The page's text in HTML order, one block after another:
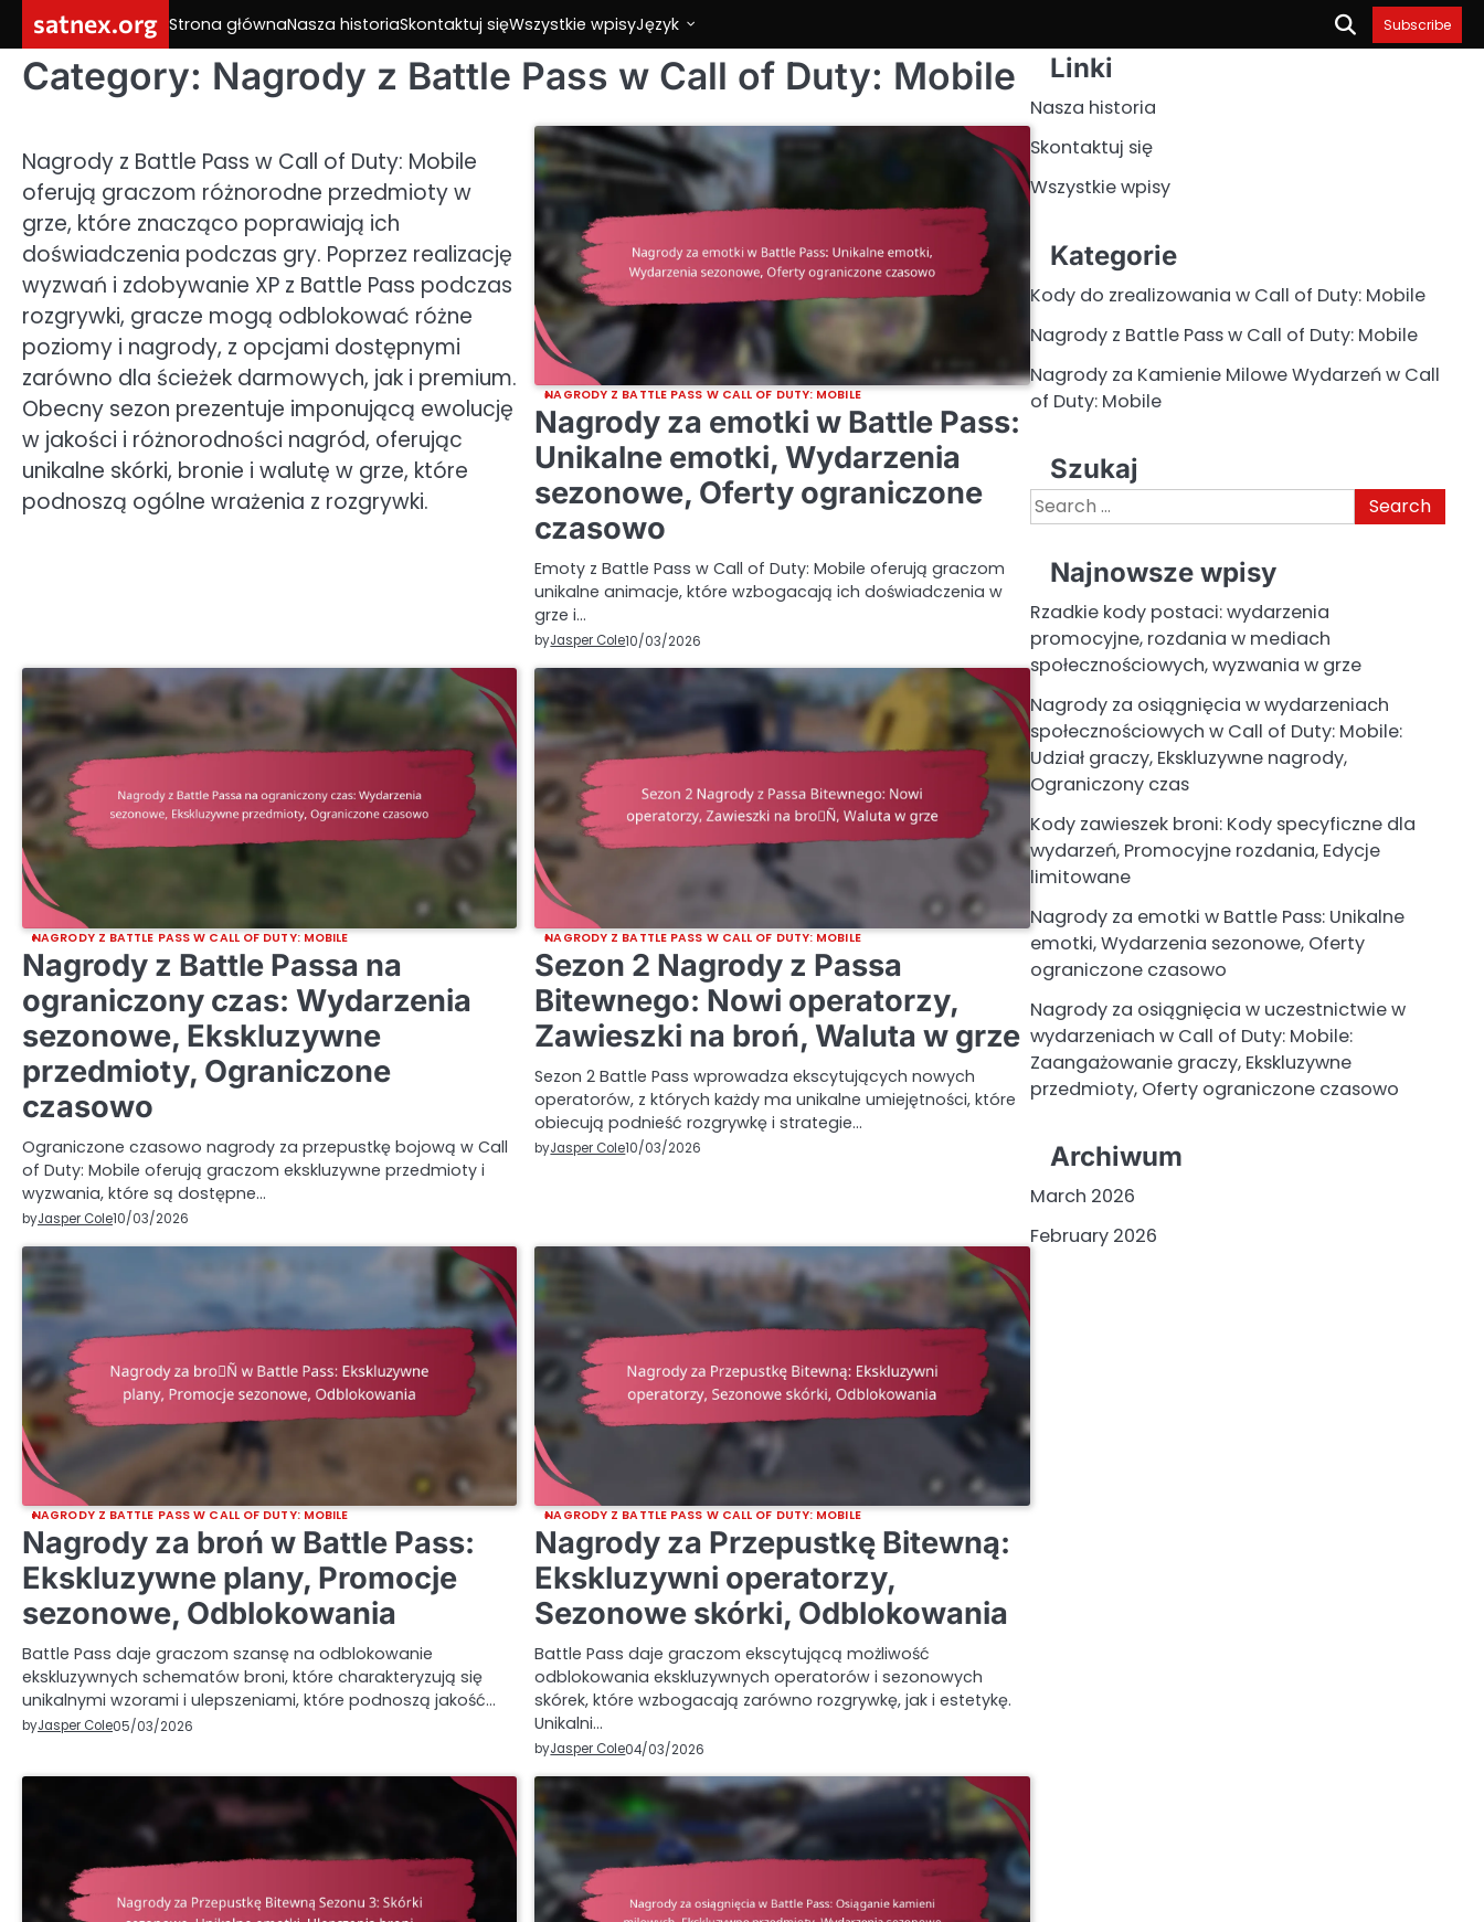
content
satnex.org Strona głównaNasza historiaSkontaktuj sięWszystkie wpisyJęzyk Subscribe
Category: Nagrody z Battle Pass w Call of Duty: Mobile
Nagrody z Battle Pass w Call of Duty: Mobile
oferują graczom różnorodne przedmioty w
grze, które znacząco poprawiają ich
doświadczenia podczas gry. Poprzez realizację
wyzwań i zdobywanie XP z Battle Pass podczas
rozgrywki, gracze mogą odblokować różne
poziomy i nagrody, z opcjami dostępnymi
zarówno dla ścieżek darmowych, jak i premium.
Obecny sezon prezentuje imponującą ewolucję
w jakości i różnorodności nagród, oferując
unikalne skórki, bronie i walutę w grze, które
podnoszą ogólne wrażenia z rozgrywki.
NAGRODY Z BATTLE PASS W CALL OF DUTY: MOBILE
Nagrody za emotki w Battle Pass:
Unikalne emotki, Wydarzenia
sezonowe, Oferty ograniczone
czasowo
Emoty z Battle Pass w Call of Duty: Mobile oferują graczom
unikalne animacje, które wzbogacają ich doświadczenia w
grze i…
byJasper Cole10/03/2026
NAGRODY Z BATTLE PASS W CALL OF DUTY: MOBILE
Nagrody z Battle Passa na
ograniczony czas: Wydarzenia
sezonowe, Ekskluzywne
przedmioty, Ograniczone
czasowo
Ograniczone czasowo nagrody za przepustkę bojową w Call
of Duty: Mobile oferują graczom ekskluzywne przedmioty i
wyzwania, które są dostępne…
byJasper Cole10/03/2026
NAGRODY Z BATTLE PASS W CALL OF DUTY: MOBILE
Sezon 2 Nagrody z Passa
Bitewnego: Nowi operatorzy,
Zawieszki na broń, Waluta w grze
Sezon 2 Battle Pass wprowadza ekscytujących nowych
operatorów, z których każdy ma unikalne umiejętności, które
obiecują podnieść rozgrywkę i strategie…
byJasper Cole10/03/2026
NAGRODY Z BATTLE PASS W CALL OF DUTY: MOBILE
Nagrody za broń w Battle Pass:
Ekskluzywne plany, Promocje
sezonowe, Odblokowania
Battle Pass daje graczom szansę na odblokowanie
ekskluzywnych schematów broni, które charakteryzują się
unikalnymi wzorami i ulepszeniami, które podnoszą jakość…
byJasper Cole05/03/2026
NAGRODY Z BATTLE PASS W CALL OF DUTY: MOBILE
Nagrody za Przepustkę Bitewną:
Ekskluzywni operatorzy,
Sezonowe skórki, Odblokowania
Battle Pass daje graczom ekscytującą możliwość
odblokowania ekskluzywnych operatorów i sezonowych
skórek, które wzbogacają zarówno rozgrywkę, jak i estetykę.
Unikalni…
byJasper Cole04/03/2026
Linki
Nasza historia
Skontaktuj się
Wszystkie wpisy
Kategorie
Kody do zrealizowania w Call of Duty: Mobile
Nagrody z Battle Pass w Call of Duty: Mobile
Nagrody za Kamienie Milowe Wydarzeń w Call
of Duty: Mobile
Szukaj
Search
for:
Najnowsze wpisy
Rzadkie kody postaci: wydarzenia
promocyjne, rozdania w mediach
społecznościowych, wyzwania w grze
Nagrody za osiągnięcia w wydarzeniach
społecznościowych w Call of Duty: Mobile:
Udział graczy, Ekskluzywne nagrody,
Ograniczony czas
Kody zawieszek broni: Kody specyficzne dla
wydarzeń, Promocyjne rozdania, Edycje
limitowane
Nagrody za emotki w Battle Pass: Unikalne
emotki, Wydarzenia sezonowe, Oferty
ograniczone czasowo
Nagrody za osiągnięcia w uczestnictwie w
wydarzeniach w Call of Duty: Mobile:
Zaangażowanie graczy, Ekskluzywne
przedmioty, Oferty ograniczone czasowo
Archiwum
March 2026
February 2026